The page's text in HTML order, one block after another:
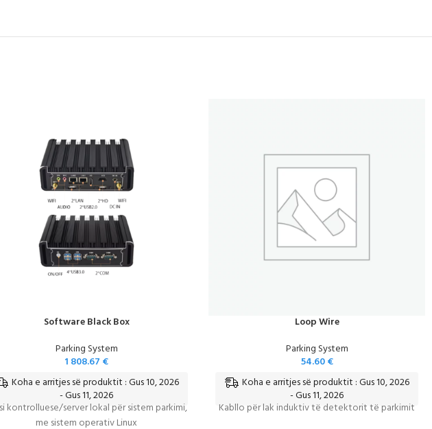
Software Black Box
Parking System
1 808.67 €
Koha e arritjes së produktit : Gus 10, 2026
- Gus 11, 2026
kontrolluese/server lokal për sistem parkimi,
me sistem operativ Linux
Loop Wire
Parking System
54.60€
Koha e arritjes së produktit : Gus 10, 2026
- Gus 11, 2026
Kabllo për lak induktiv të detektorit të parkimit